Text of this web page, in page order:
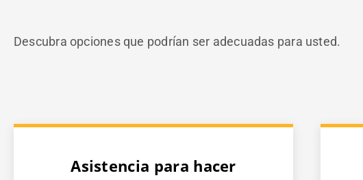
Descubra opciones que podrían ser adecuadas para usted.
Asistencia para hacer